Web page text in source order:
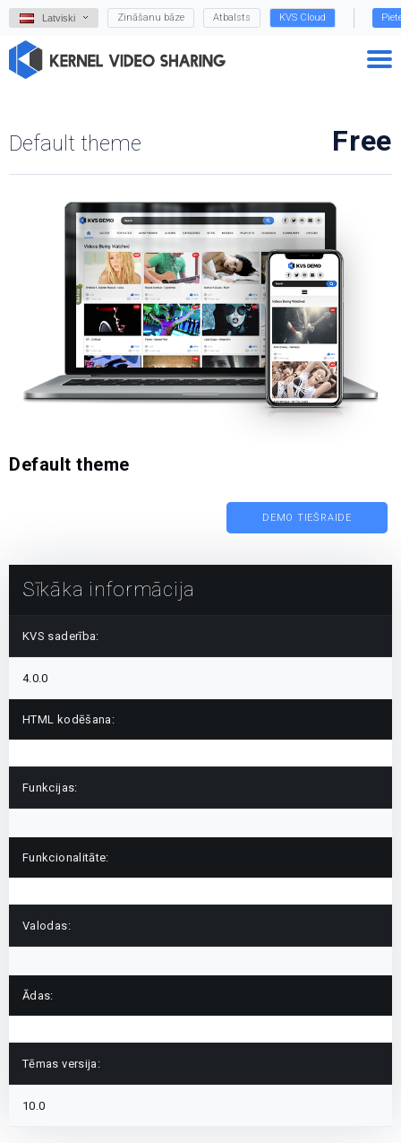
Latviski Zināšanu bāze Atbalsts KVS Cloud
Default theme Free
Default theme
DEMO TIEŠRAIDE
Sīkāka informācija
KVS saderība:
4.0.0
HTML kodēšana:
Funkcijas:
Funkcionalitāte:
Valodas:
Ādas:
Tēmas versija:
10.0